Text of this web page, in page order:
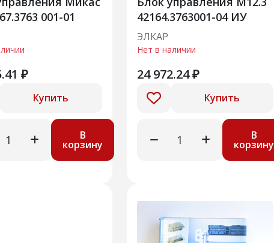
001-01
₽
Купить
В
корзину
42164.3763001-04 ИУ
ЭЛКАР
Нет в наличии
24 972.24 ₽
Купить
В
корзину